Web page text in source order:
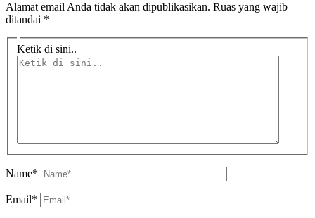
Alamat email Anda tidak akan dipublikasikan. Ruas yang wajib
ditandai *
Ketik di sini..
Name*
Email*